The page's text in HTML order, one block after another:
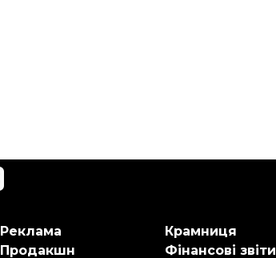
Реклама
Продакшн
Крамниця
Фінансові звіти